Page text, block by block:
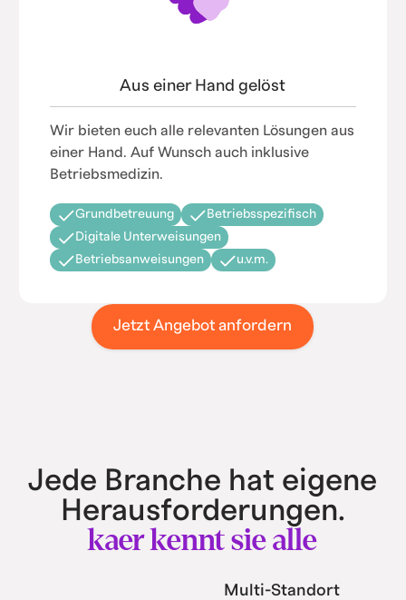
Aus einer Hand gelöst
Wir bieten euch alle relevanten Lösungen aus
einer Hand. Auf Wunsch auch inklusive
Betriebsmedizin.
Grundbetreuung
Betriebsspezifisch
Digitale Unterweisungen
Betriebsanweisungen
u.v.m.
Jetzt Angebot anfordern
Jede Branche hat eigene
Herausforderungen.
kaer kennt sie alle
Multi-Standort